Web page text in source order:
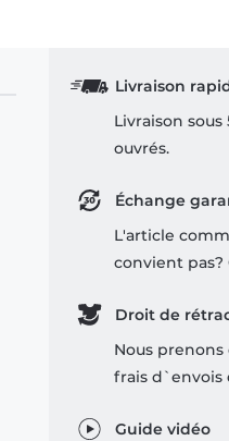
Livraison
Livraison sous
ouvrés.
Échange
L'article
convient pas?
Droit de
Nous
frais d`envois
Guide vidéo